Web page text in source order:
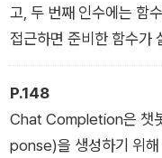
고, 두 번째 인수에는 함
접근하면 준비한 함수가
를 갖는다. 이 인수는
클라이언트로부터 전송
하는 응답 정보를 관리
를 수행하고 마지막에
P.148
Chat Completion은 챗
ponse)을 생성하기 위해